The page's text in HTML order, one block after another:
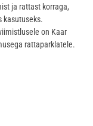
ja rattast korraga,
kasutuseks.
on Kaar
rattaparklatele.